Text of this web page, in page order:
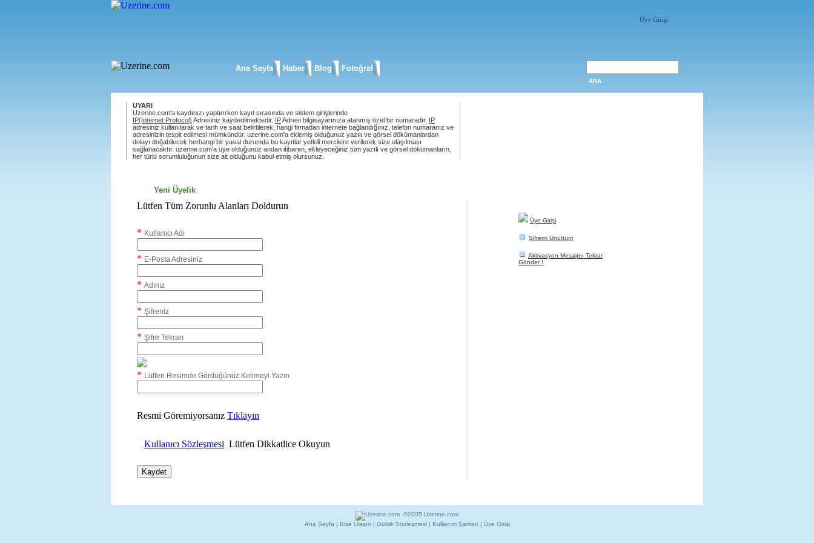
Üye Girişi
Ana Sayfa Haber Blog Fotoğraf
ARA
UYARI
Uzerine.com'a kaydınızı yaptırırken kayıt sırasında ve sistem girişlerinde
IP(Internet Protocol) Adresiniz kaydedilmektedir. IPAdresi bilgisayarınıza atanmış özel bir numaradır. IP
adresiniz kullanılarak ve tarih ve saat belirtilerek, hangi firmadan internete bağlandığınız, telefon numaranız ve
adresinizin tespit edilmesi mümkündür. uzerine.com'a eklemiş olduğunuz yazılı ve görsel dökümanlardan
dolayı doğabilecek herhangi bir yasal durumda bu kayıtlar yetkili mercilere verilerek size ulaşılması
sağlanacaktır. uzerine.com'a üye olduğunuz andan itibaren, ekleyeceğiniz tüm yazılı ve görsel dökümanların,
her türlü sorumluluğunun size ait olduğunu kabul etmiş olursunuz.
Yeni Üyelik
Lütfen Tüm Zorunlu Alanları Doldurun
* Kullanıcı Adı
* E-Posta Adresiniz
* Adınız
* Şifreniz
* Şifre Tekrarı
* Lütfen Resimde Gördüğünüz Kelimeyi Yazın
Resmi Göremiyorsanız Tıklayın
Kullanıcı Sözleşmesi Lütfen Dikkatlice Okuyun
Üye Girişi
Şifremi Unuttum
Aktivasyon Mesajını Tekrar
Gönder !
©2005 Uzerine.com
Ana Sayfa | Bize Ulaşın | Gizlilik Sözleşmesi| Kullanım Şartları | Üye Girişi